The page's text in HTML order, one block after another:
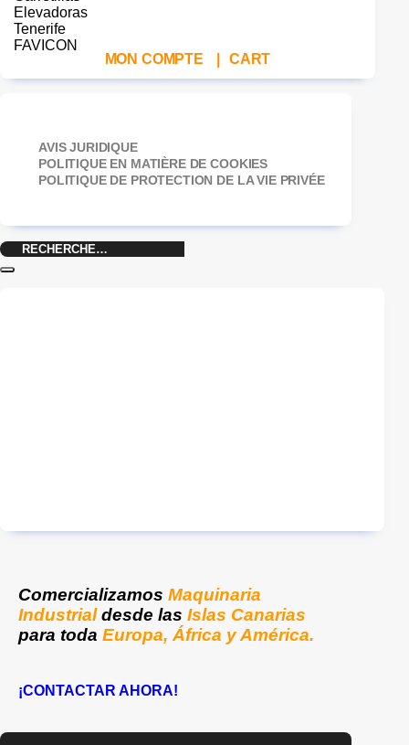
MON COMPTE CART
AVIS JURIDIQUE
POLITIQUE EN MATIÈRE DE COOKIES
POLITIQUE DE PROTECTION DE LA VIE PRIVÉE
Recherche
pour :
Comercializamos Maquinaria
Industrialdesde las Islas Canarias
para toda Europa, África y América.
¡CONTACTAR AHORA!